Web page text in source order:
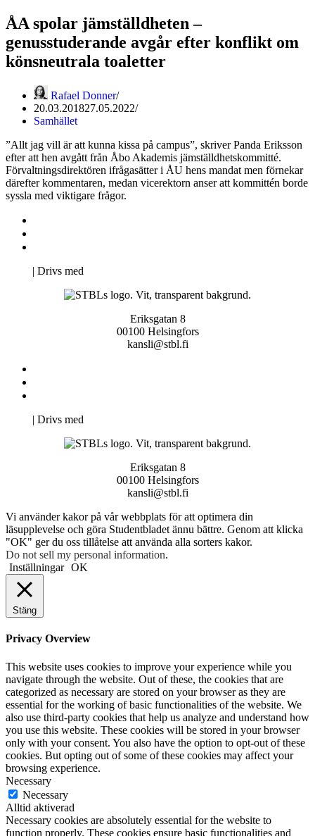
ÅA spolar jämställdheten –
genusstuderande avgår efter konflikt om
könsneutrala toaletter
Rafael Donner
20.03.201827.05.2022
Samhället
”Allt jag vill är att kunna kissa på campus”, skriver Panda Eriksson
efter att hen avgått från Åbo Akademis jämställdhetskommitté.
Förvaltningsdirektören ifrågasätter i ÅU hens mandat men förnekar
därefter kommentaren, medan vicerektorn anser att kommittén borde
syssla med viktigare frågor.
| Drivs med
Eriksgatan 8
00100 Helsingfors
kansli@stbl.fi
| Drivs med
Eriksgatan 8
00100 Helsingfors
kansli@stbl.fi
Vi använder kakor på vår webbplats för att optimera din
läsupplevelse och göra Studentbladet ännu bättre. Genom att klicka
"OK" ger du oss tillåtelse att använda alla sorters kakor.
Do not sell my personal information.
Inställningar OK
Stäng
Privacy Overview
This website uses cookies to improve your experience while you
navigate through the website. Out of these, the cookies that are
categorized as necessary are stored on your browser as they are
essential for the working of basic functionalities of the website. We
also use third-party cookies that help us analyze and understand how
you use this website. These cookies will be stored in your browser
only with your consent. You also have the option to opt-out of these
cookies. But opting out of some of these cookies may affect your
browsing experience.
Necessary
Necessary
Alltid aktiverad
Necessary cookies are absolutely essential for the website to
function properly. These cookies ensure basic functionalities and